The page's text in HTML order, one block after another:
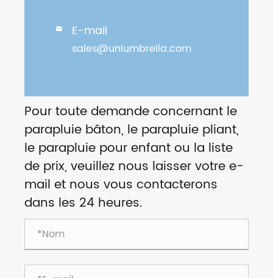
 E-mail
sales@uniumbrella.com
Pour toute demande concernant le
parapluie bâton, le parapluie pliant,
le parapluie pour enfant ou la liste
de prix, veuillez nous laisser votre e-
mail et nous vous contacterons
dans les 24 heures.